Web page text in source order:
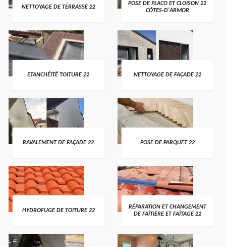
NETTOYAGE DE TERRASSE 22
POSE DE PLACO ET CLOISON 22
CÔTES-D'ARMOR
ETANCHÉITÉ TOITURE 22 NETTOYAGE DE FAÇADE 22
RAVALEMENT DE FAÇADE 22 POSE DE PARQUET 22
HYDROFUGE DE TOITURE 22
RÉPARATION ET CHANGEMENT
DE FAÎTIÈRE ET FAÎTAGE 22